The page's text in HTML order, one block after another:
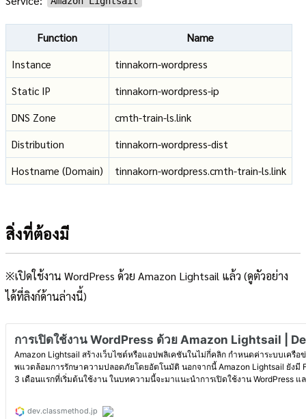
Function
Name
Instance
tinnakorn-wordpress
Static IP
tinnakorn-wordpress-ip
DNS Zone
cmth-train-ls.link
Distribution
tinnakorn-wordpress-dist
Hostname (Domain)
tinnakorn-wordpress.cmth-train-ls.link
สิ่งที่ต้องมี
※เปิดใช้งาน WordPress ด้วย Amazon Lightsail แล้ว (ดูตัวอย่าง
ได้ที่ลิงก์ด้านล่างนี้)